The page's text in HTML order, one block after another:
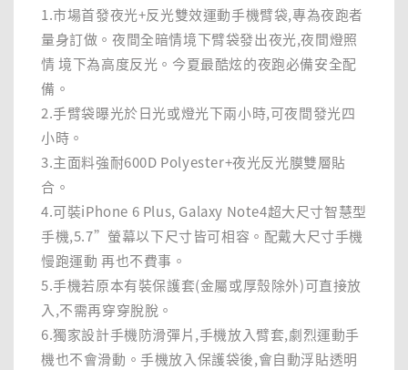
1.市場首發夜光+反光雙效運動手機臂袋,專為夜跑者
量身訂做。夜間全暗情境下臂袋發出夜光,夜間燈照
情 境下為高度反光。今夏最酷炫的夜跑必備安全配
備。
2.手臂袋曝光於日光或燈光下兩小時,可夜間發光四
小時。
3.主面料強耐600D Polyester+夜光反光膜雙層貼
合。
4.可裝iPhone 6 Plus, Galaxy Note4超大尺寸智慧型
手機,5.7”螢幕以下尺寸皆可相容。配戴大尺寸手機
慢跑運動 再也不費事。
5.手機若原本有裝保護套(金屬或厚殼除外)可直接放
入,不需再穿穿脫脫。
6.獨家設計手機防滑彈片,手機放入臂套,劇烈運動手
機也不會滑動。手機放入保護袋後,會自動浮貼透明